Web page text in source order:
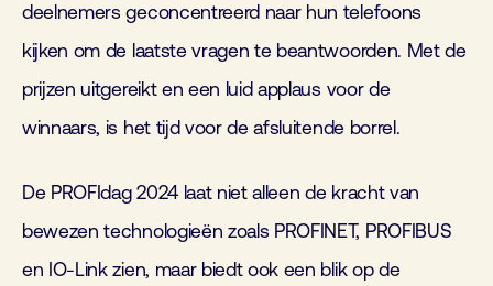
deelnemers geconcentreerd naar hun telefoons
kijken om de laatste vragen te beantwoorden. Met de
prijzen uitgereikt en een luid applaus voor de
winnaars, is het tijd voor de afsluitende borrel.
De PROFIdag 2024 laat niet alleen de kracht van
bewezen technologieën zoals PROFINET, PROFIBUS
en IO-Link zien, maar biedt ook een blik op de